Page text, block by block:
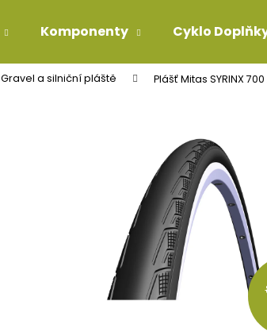
Komponenty Cyklo
Gravel a silniční pláště Plášť Mitas SYRINX
Co potřebujete najít?
Doporučujeme